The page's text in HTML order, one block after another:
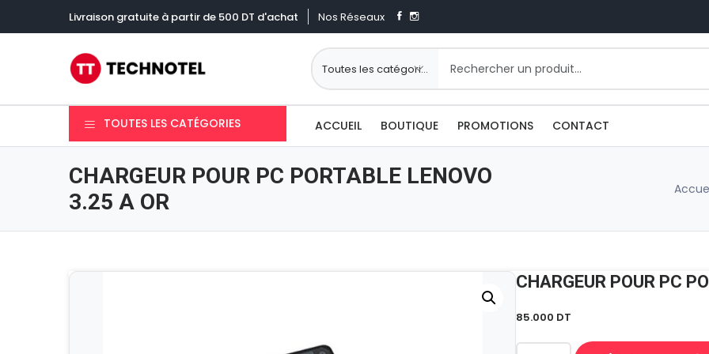
Livraison gratuite à partir de 500 DT d'achat Nos Réseaux
TOUTES LES CATÉGORIES ACCUEIL BOUTIQUE PROMOTIONS CONTACT
CHARGEUR POUR PC PORTABLE LENOVO
3.25 A OR
CHARGEUR POUR PC
85.000 DT